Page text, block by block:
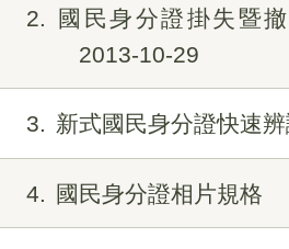
2
國民身分證掛失暨
2013-10-29
3 新式國民身分證快速
4 國民身分證相片規格